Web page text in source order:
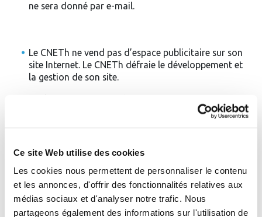
Ce site Web utilise des cookies
Les cookies nous permettent de personnaliser le contenu
et les annonces, d'offrir des fonctionnalités relatives aux
médias sociaux et d'analyser notre trafic. Nous
partageons également des informations sur l'utilisation de
ne sera donné par e-mail.
Le CNETh ne vend pas d’espace publicitaire sur son
site Internet. Le CNETh défraie le développement et
la gestion de son site.
seulement mentionnés à titre informatif. Le contenu
Le site www.medecinethermale.org est labellisé HONcode.
Les sites demandant la certification et les sites certifiés
s'engagent à respecter les bonnes pratiques éditoriales
édictées dans le HONcode.